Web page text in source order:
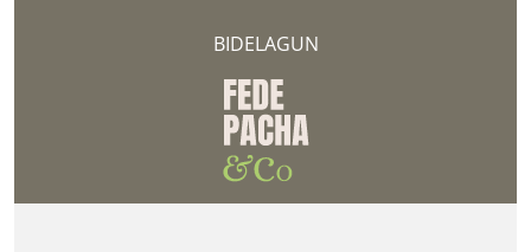
BIDELAGUN